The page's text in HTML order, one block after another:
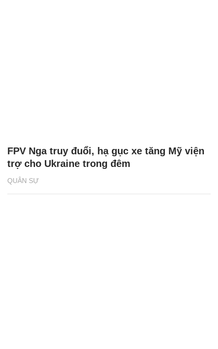
QUÂN SỰ
FPV Nga truy đuổi, hạ gục xe tăng Mỹ viện
trợ cho Ukraine trong đêm